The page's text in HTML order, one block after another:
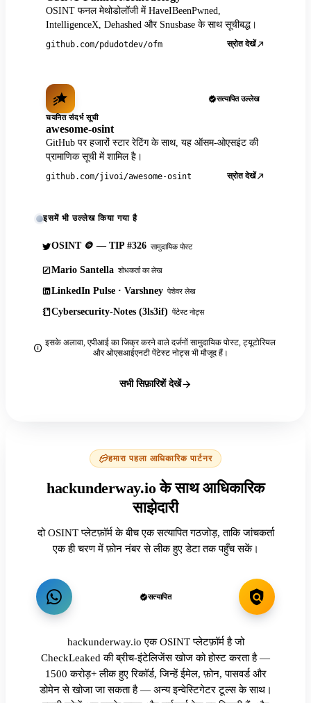
OSINT फनल मेथोडोलॉजी में HaveIBeenPwned,
IntelligenceX, Dehashed और Snusbase के साथ सूचीबद्ध।
github.com/pdudotdev/ofm स्रोत देखें
सत्यापित उल्लेख
चयनित संदर्भ सूची
awesome-osint
GitHub पर हजारों स्टार रेटिंग के साथ, यह ऑसम-ओएसइंट की
प्रामाणिक सूची में शामिल है।
github.com/jivoi/awesome-osint स्रोत देखें
इसमें भी उल्लेख किया गया है
OSINT 🪙 — TIP #326 सामुदायिक पोस्ट
Mario Santella शोधकर्ता का लेख
LinkedIn Pulse · Varshney पेशेवर लेख
Cybersecurity-Notes (3ls3if) पेंटेस्ट नोट्स
इसके अलावा, एपीआई का जिक्र करने वाले दर्जनों सामुदायिक पोस्ट, ट्यूटोरियल
और ओएसआईएनटी पेंटेस्ट नोट्स भी मौजूद हैं।
सभी सिफ़ारिशें देखें
हमारा पहला आधिकारिक पार्टनर
hackunderway.io के साथ आधिकारिक
साझेदारी
दो OSINT प्लेटफ़ॉर्म के बीच एक सत्यापित गठजोड़, ताकि जांचकर्ता
एक ही चरण में फ़ोन नंबर से लीक हुए डेटा तक पहुँच सकें।
सत्यापित
hackunderway.io एक OSINT प्लेटफ़ॉर्म है जो
CheckLeaked की ब्रीच-इंटेलिजेंस खोज को होस्ट करता है —
1500 करोड़+ लीक हुए रिकॉर्ड, जिन्हें ईमेल, फ़ोन, पासवर्ड और
डोमेन से खोजा जा सकता है — अन्य इन्वेस्टिगेटर टूल्स के साथ।